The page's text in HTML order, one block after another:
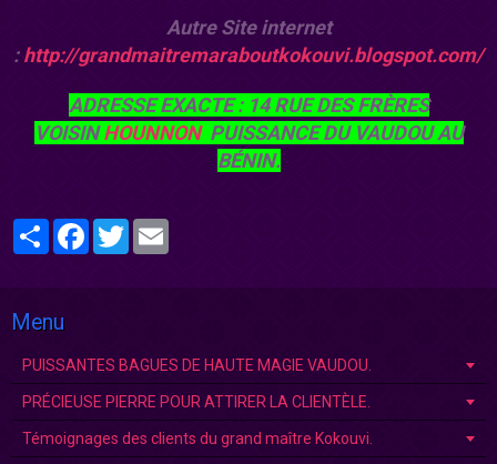
Autre Site internet
:http://grandmaitremaraboutkokouvi.blogspot.com/
ADRESSE EXACTE : 14 RUE DES FRÈRES
VOISINHOUNNON PUISSANCE DU VAUDOU AU
BÉNIN.
PartagerFacebook
Twitter
Menu
PUISSANTES BAGUES DE HAUTE MAGIE VAUDOU.
PRÉCIEUSE PIERRE POUR ATTIRER LA CLIENTÈLE.
Témoignages des clients du grand maître Kokouvi.